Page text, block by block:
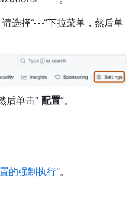
选择“
”下拉菜单，然后单
后单击“ 配置”。
的强制执行”。